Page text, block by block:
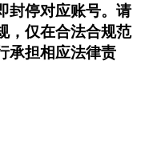
封停对应账号。请
，仅在合法合规范
承担相应法律责